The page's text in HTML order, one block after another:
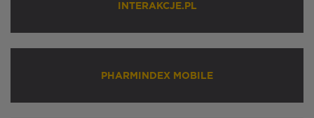
INTERAKCJE.PL
PHARMINDEX MOBILE